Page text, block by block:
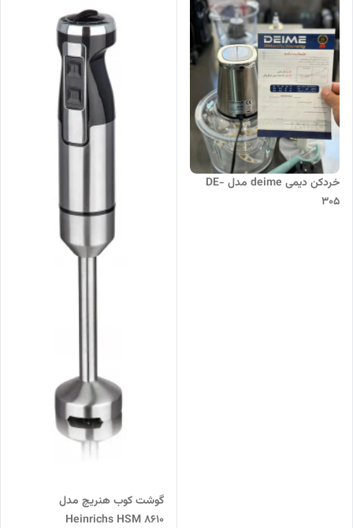
خردکن دیمی deime مدل DE-
305
گوشت کوب هنریچ مدل
Heinrichs HSM 8610